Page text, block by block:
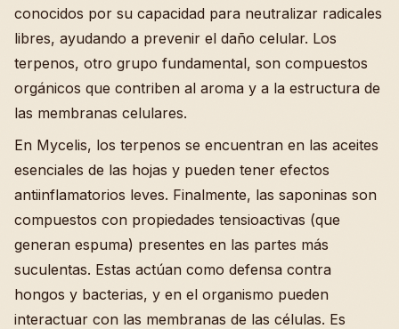
conocidos por su capacidad para neutralizar radicales
libres, ayudando a prevenir el daño celular. Los
terpenos, otro grupo fundamental, son compuestos
orgánicos que contriben al aroma y a la estructura de
las membranas celulares.
En Mycelis, los terpenos se encuentran en las aceites
esenciales de las hojas y pueden tener efectos
antiinflamatorios leves. Finalmente, las saponinas son
compuestos con propiedades tensioactivas (que
generan espuma) presentes en las partes más
suculentas. Estas actúan como defensa contra
hongos y bacterias, y en el organismo pueden
interactuar con las membranas de las células. Es